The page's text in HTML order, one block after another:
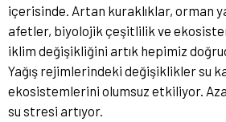
içerisinde. Artan kuraklıklar, orman
afetler, biyolojik çeşitlilik ve
iklim değişikliğini artık hepimiz
Yağış rejimlerindeki değişiklikler su
ekosistemlerini olumsuz etkiliyor.
su stresi artıyor.